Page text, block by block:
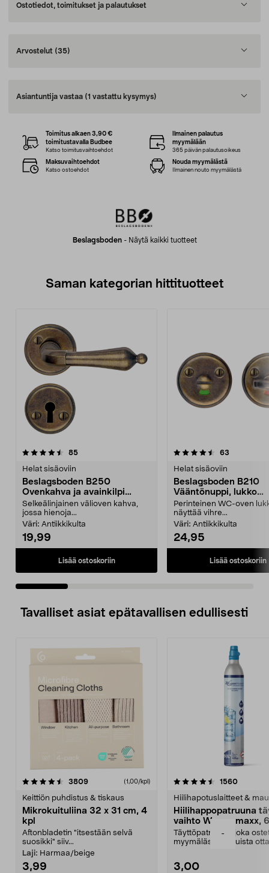
-
Ostotiedot, toimitukset ja palautukset
Arvostelut (35)
Asiantuntija vastaa (1 vastattu kysymys)
Beslagsboden- Näytä kaikki tuotteet
Toimitus alkaen 3,90 €
toimitustavalla Budbee
Katso toimitusvaihtoehdot
Ilmainen palautus
myymälään
365 päivän palautusoikeus
Maksuvaihtoehdot
Katso ostoehdot
Nouda myymälästä
Ilmainen nouto myymälästä
Saman kategorian hittituotteet
85arvostelut
Helat sisäoviin
Beslagsboden B250
Ovenkahva ja avainkilpi
sisäoveen
Selkeälinjainen välioven kahva,
jossa hienoja...
Väri: Antiikkikulta
19,99
Lisää ostoskoriin
4.5 viidestä
63
Helat sisäoviin
Beslagsboden B210
Vääntönuppi, lukko
sisäoveen
Perinteinen WC-oven
näyttää vihre...
Väri: Antiikkikulta
24,95
Lisää ostoskoriin
4.5 viidestä
Tavalliset asiat epätavallisen edullisesti
3809arvostelut (1,00/kpl)
Keittiön puhdistus & tiskaus
Mikrokuituliina 32 x 31 cm, 4
kpl
Aftonbladetin "itsestään selvä
suosikki" siiv...
Laji: Harmaa/beige
3,99
4.5viidestä
1560
Hiilihapotuslaitteet &
Hiilihappopatruuna
vaihto Wassermaxx,
Täyttöpatruuna, joka
myymälästä – muista
3,00
4.5viidestä